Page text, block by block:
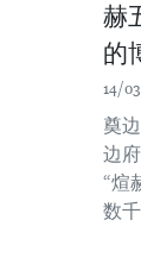
赫
的
14/
奠
边
“煊
数